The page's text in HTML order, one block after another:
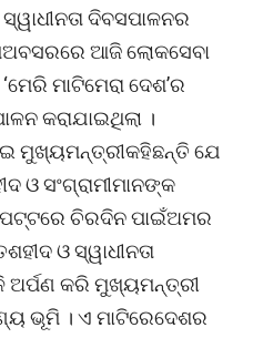
ଦିବସପାଳନର
ଆଜି ଲୋକସେବା
ମାଟିମେରା ଦେଶ’ର
କରାଯାଇଥିଲା ।
ମୁଖ୍ୟମନ୍ତ୍ରୀକହିଛନ୍ତି ଯେ
ଓ ସଂଗ୍ରାମୀମାନଙ୍କ
ଚିରଦିନ ପାଇଁଅମର
ଓ ସ୍ୱାଧୀନତା
ଅର୍ପଣ କରି ମୁଖ୍ୟମନ୍ତ୍ରୀ
ଭୂମି । ଏ ମାଟିରେଦେଶର